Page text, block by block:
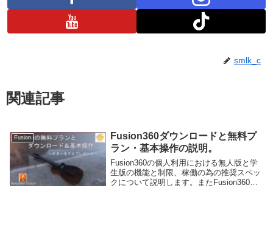
smlk_c
関連記事
Fusion
Fusion360ダウンロードと無料プ
ラン・基本操作の説明。
Fusion360の個人利用における無人版と学
生版の機能と制限、稼働の為の推奨スペッ
クについて説明します。またFusion360ダ